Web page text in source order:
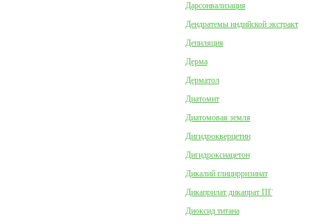
Дарсонвализация
Дендратемы индийской экстракт
Депиляция
Дерма
Дерматол
Диатомит
Диатомовая земля
Дигидрокверцетин
Дигидроксиацетон
Дикалий глицирризинат
Дикаприлат дикапрат ПГ
Диоксид титана